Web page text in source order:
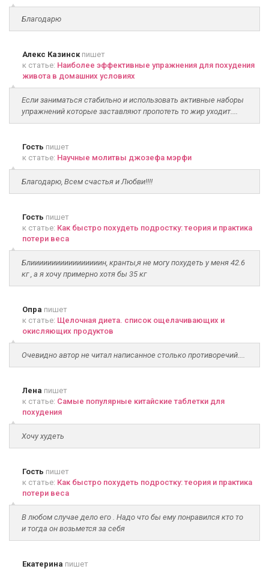
Благодарю
Алекс Казинскпишет
к статье: Наиболее эффективные упражнения для похудения
живота в домашних условиях
Если заниматься стабильно и использовать активные наборы
упражнений которые заставляют пропотеть то жир уходит....
Гость пишет
к статье: Научные молитвы джозефа мэрфи
Благодарю, Всем счастья и Любви!!!!
Гость пишет
к статье: Как быстро похудеть подростку: теория и практика
потери веса
Блииииииииииииииииин, кранты,я не могу похудеть у меня 42.6
кг , а я хочу примерно хотя бы 35 кг
Опра пишет
к статье: Щелочная диета. список ощелачивающих и
окисляющих продуктов
Очевидно автор не читал написанное столько противоречий....
Лена пишет
к статье: Самые популярные китайские таблетки для
похудения
Хочу худеть
Гость пишет
к статье: Как быстро похудеть подростку: теория и практика
потери веса
В любом случае дело его . Надо что бы ему понравился кто то
и тогда он возьмется за себя
Екатерина пишет